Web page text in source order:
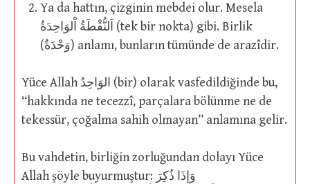
Ya da hattın, çizginin mebdei olur. Mesela
اَلنُّقْطَةُ اْلوَاحِدَةُ (tek bir nokta) gibi. Birlik
(وَحْدَةٌ) anlamı, bunların tümünde de arazîdir.
Yüce Allah الوَاحِدُ (bir) olarak vasfedildiğinde bu,
“hakkında ne tecezzî, parçalara bölünme ne de
tekessür, çoğalma sahih olmayan” anlamına gelir.
Bu vahdetin, birliğin zorluğundan dolayı Yüce
Allah şöyle buyurmuştur: وَإِذَا ذُكِرَ